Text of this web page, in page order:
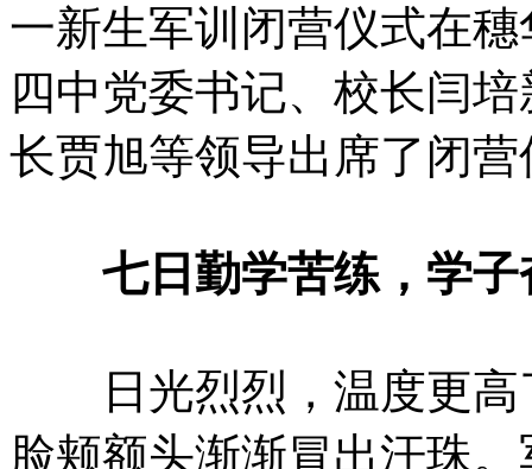
一新生军训闭营仪式在
四中党委书记、校长闫
长贾旭等领导出席了闭营
七日勤学苦练，学子
日光烈烈，温度更高
脸颊额头渐渐冒出汗珠